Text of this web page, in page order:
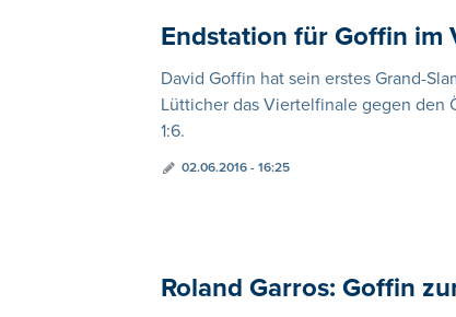
Endstation für Goffin im
David Goffin hat sein erstes Grand-
Lütticher das Viertelfinale gegen den
1:6.
02.06.2016 - 16:25
Roland Garros: Goffin